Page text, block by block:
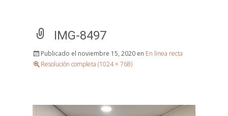
IMG-8497
Publicado el noviembre 15, 2020 en En linea recta
Resolución completa (1024 × 768)